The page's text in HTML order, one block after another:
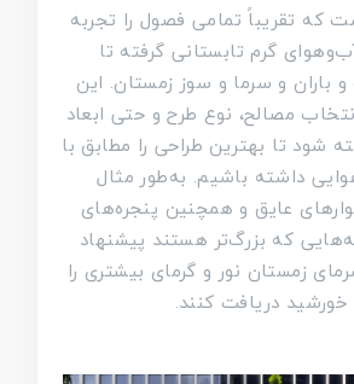
که تقریباً تمامی فصول را تجربه
گرم تابستانی گرفته تا
باران و سرما و سوز زمستان. این
مصالح، نوع طرح و حتی ابعاد
شود تا بهترین طراحی را مطابق با
داشته باشیم. به‌طور مثال
عایق و همچنین پنجره‌های
که بزرگ‌تر هستند پیشنهاد
زمستان نور و گرمای بیشتری را
خورشید دریافت کنند.